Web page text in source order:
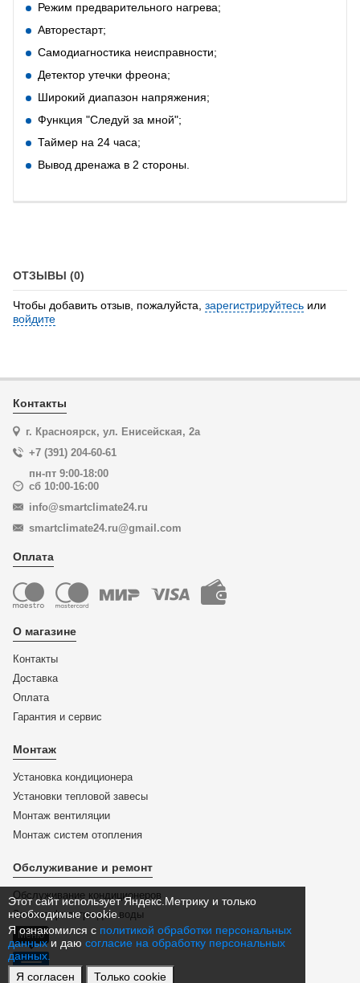
Этот сайт использует Яндекс.Метрику и только
необходимые cookie.
Я ознакомился с политикой обработки персональных
данныхи даю согласие на обработку персональных
данных.
Я согласен
Только cookie
Режим предварительного нагрева;
Авторестарт;
Самодиагностика неисправности;
Детектор утечки фреона;
Широкий диапазон напряжения;
Функция "Следуй за мной";
Таймер на 24 часа;
Вывод дренажа в 2 стороны.
ОТЗЫВЫ (0)
Чтобы добавить отзыв, пожалуйста, зарегистрируйтесь или
войдите
Контакты
г. Красноярск, ул. Енисейская, 2а
+7 (391) 204-60-61
пн-пт 9:00-18:00
сб 10:00-16:00
info@smartclimate24.ru
smartclimate24.ru@gmail.com
Оплата
О магазине
Контакты
Доставка
Оплата
Гарантия и сервис
Монтаж
Установка кондиционера
Установки тепловой завесы
Монтаж вентиляции
Монтаж систем отопления
Обслуживание и ремонт
Обслуживание кондиционеров
Замена фильтра для воды
Меню